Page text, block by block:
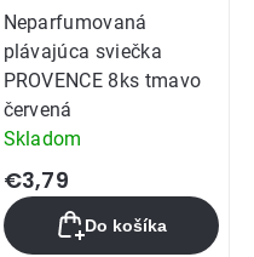
Neparfumovaná
plávajúca sviečka
PROVENCE 8ks tmavo
červená
Skladom
€3,79
Do košíka